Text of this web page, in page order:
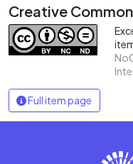
Creative
Full item page